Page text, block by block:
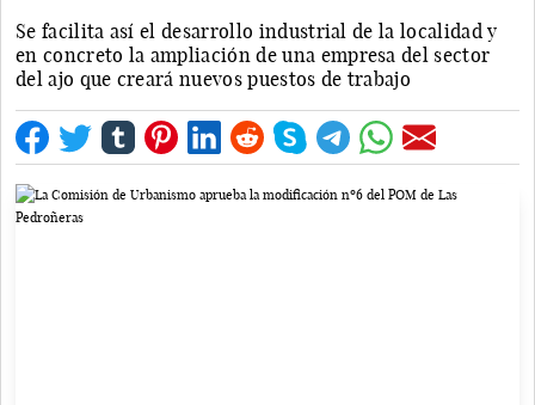
Se facilita así el desarrollo industrial de la localidad y
en concreto la ampliación de una empresa del sector
del ajo que creará nuevos puestos de trabajo